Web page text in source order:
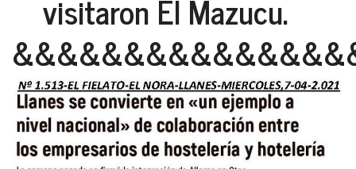
visitaron El Mazucu.